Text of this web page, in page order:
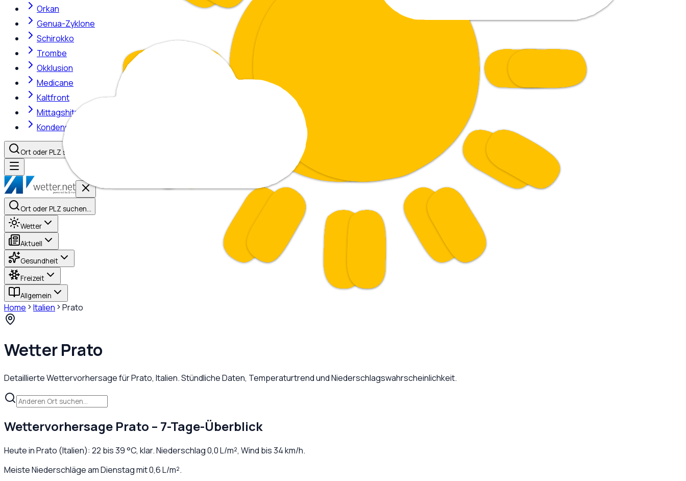
Orkan
Genua-Zyklone
Schirokko
Trombe
Okklusion
Medicane
Kaltfront
Mittagshitze
Kondensstreifen
Ort oder PLZ suchen…
Ort oder PLZ suchen…
Wetter
Aktuell
Gesundheit
Freizeit
Allgemein
Home Italien Prato
WetterPrato
Detaillierte Wettervorhersage fürPrato, Italien. Stündliche Daten, Temperaturtrend und Niederschlagswahrscheinlichkeit.
Wettervorhersage Prato – 7-Tage-Überblick
Heute inPrato (Italien): 22 bis39°C, klar. Niederschlag0,0L/m², Wind bis34km/h.
Meiste Niederschläge am Dienstag mit 0,6 L/m².